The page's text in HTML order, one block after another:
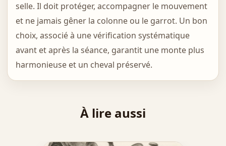
selle. Il doit protéger, accompagner le mouvement
et ne jamais gêner la colonne ou le garrot. Un bon
choix, associé à une vérification systématique
avant et après la séance, garantit une monte plus
harmonieuse et un cheval préservé.
À lire aussi